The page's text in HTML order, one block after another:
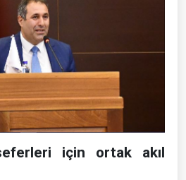
için ortak akıl